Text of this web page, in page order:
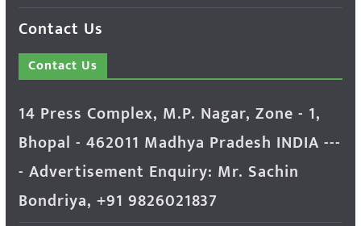
Contact Us
Contact Us
14 Press Complex, M.P. Nagar, Zone - 1,
Bhopal - 462011 Madhya Pradesh INDIA ---
- Advertisement Enquiry: Mr. Sachin
Bondriya, +91 9826021837